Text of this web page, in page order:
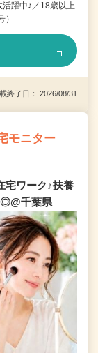
躍中♪／18歳以上
了日： 2026/08/31
モニター
宅ワーク♪扶養
◎@千葉県